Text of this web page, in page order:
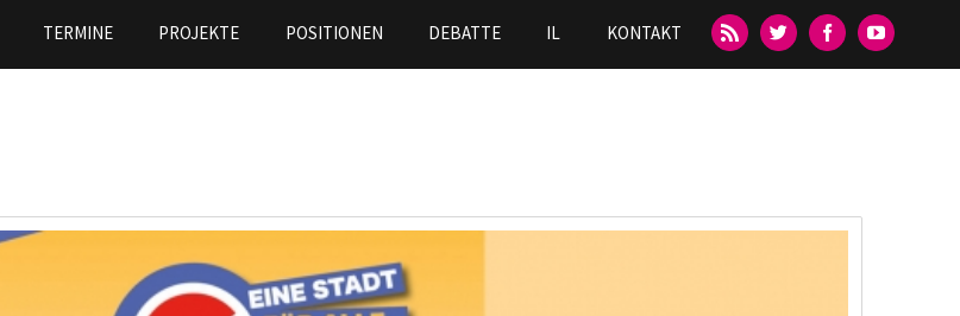
main
content
TERMINE PROJEKTE POSITIONEN DEBATTE IL KONTAKT